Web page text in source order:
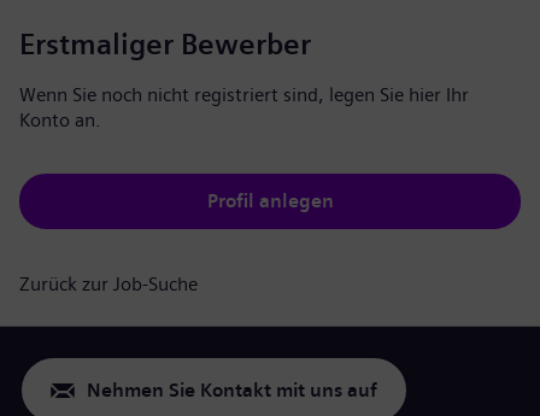
Erstmaliger Bewerber
Wenn Sie noch nicht registriert sind, legen Sie hier Ihr
Konto an.
Profil anlegen
Zurück zur Job-Suche
Nehmen Sie Kontakt mit uns auf